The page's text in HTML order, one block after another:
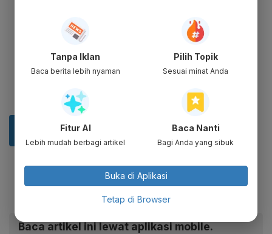
Baca artikel ini lewat aplikasi mobile.
Tanpa Iklan
Baca berita lebih nyaman
Pilih Topik
Sesuai minat Anda
Fitur AI
Lebih mudah berbagi artikel
Baca Nanti
Bagi Anda yang sibuk
Buka di Aplikasi
Tetap di Browser